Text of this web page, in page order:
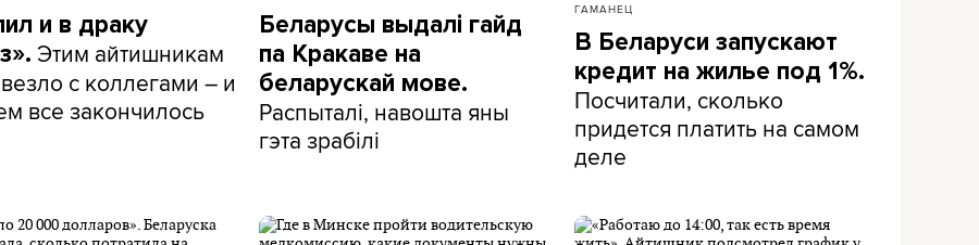
и в драку
Этим айтишникам
с коллегами – и
все закончилось
Беларусы выдалі гайд
па Кракаве на
беларускай мове.
Распыталі, навошта яны
гэта зрабілі
ГАМАНЕЦ
В Беларуси запускают
кредит на жилье под 1%.
Посчитали, сколько
придется платить на самом
деле